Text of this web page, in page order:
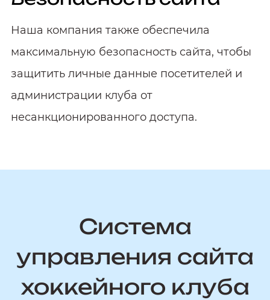
Наша компания также обеспечила
максимальную безопасность сайта, чтобы
защитить личные данные посетителей и
администрации клуба от
несанкционированного доступа.
Система
управления сайта
хоккейного клуба